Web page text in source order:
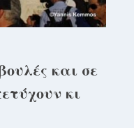
και σε
κι